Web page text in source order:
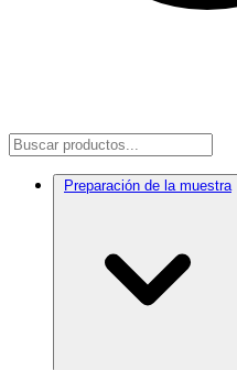
Preparación de la muestra